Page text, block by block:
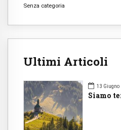
Senza categoria
Ultimi Articoli
13 Giugno
Siamo